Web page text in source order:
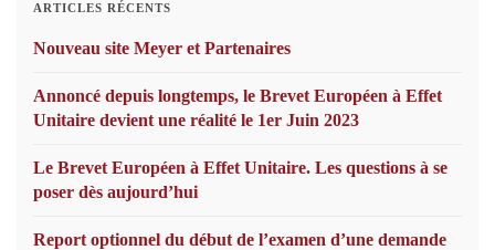
ARTICLES RÉCENTS
Nouveau site Meyer et Partenaires
Annoncé depuis longtemps, le Brevet Européen à Effet
Unitaire devient une réalité le 1er Juin 2023
Le Brevet Européen à Effet Unitaire. Les questions à se
poser dès aujourd’hui
Report optionnel du début de l’examen d’une demande